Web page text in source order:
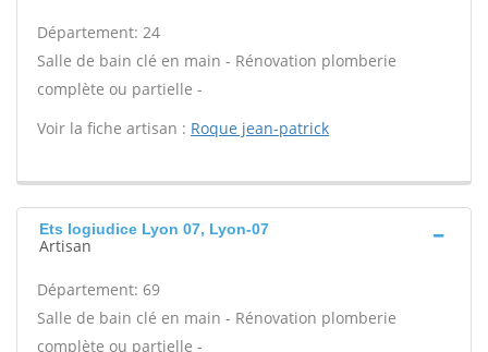
Département: 24
Salle de bain clé en main - Rénovation plomberie
complète ou partielle -
Voir la fiche artisan : Roque jean-patrick
Ets logiudice Lyon 07, Lyon-07
Artisan
Département: 69
Salle de bain clé en main - Rénovation plomberie
complète ou partielle -